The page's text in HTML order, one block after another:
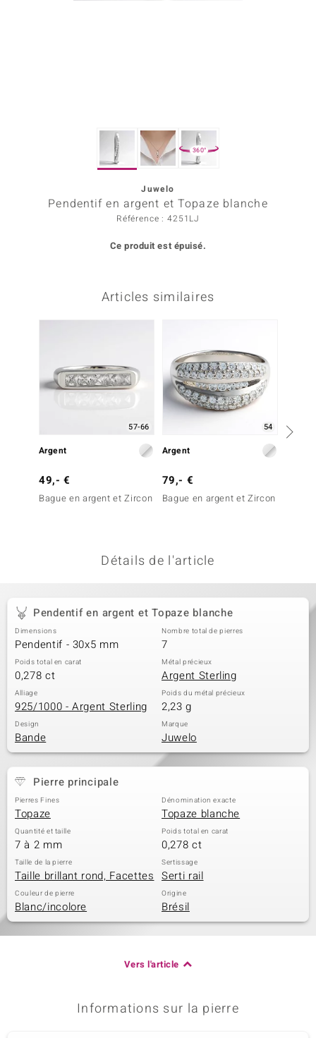
Collection
360°
Juwelo
Pendentif en argent et Topaze blanche
Référence : 4251LJ
Ce produit est épuisé.
Articles similaires
57-66
Argent
49,- €
Bague en argent et Zircon
54
Argent
79,- €
Bague en argent et Zircon
Détails de l'article
Pendentif en argent et Topaze blanche
Dimensions
Pendentif - 30x5 mm
Nombre total de pierres
7
Poids total en carat
0,278 ct
Métal précieux
Argent Sterling
Alliage
925/1000 - Argent Sterling
Poids du métal précieux
2,23 g
Design
Bande
Marque
Juwelo
Pierre principale
Pierres Fines
Topaze
Dénomination exacte
Topaze blanche
Quantité et taille
7 à 2 mm
Poids total en carat
0,278 ct
Taille de la pierre
Taille brillant rond, Facettes
Sertissage
Serti rail
Couleur de pierre
Blanc/incolore
Origine
Brésil
Vers l'article
Informations sur la pierre